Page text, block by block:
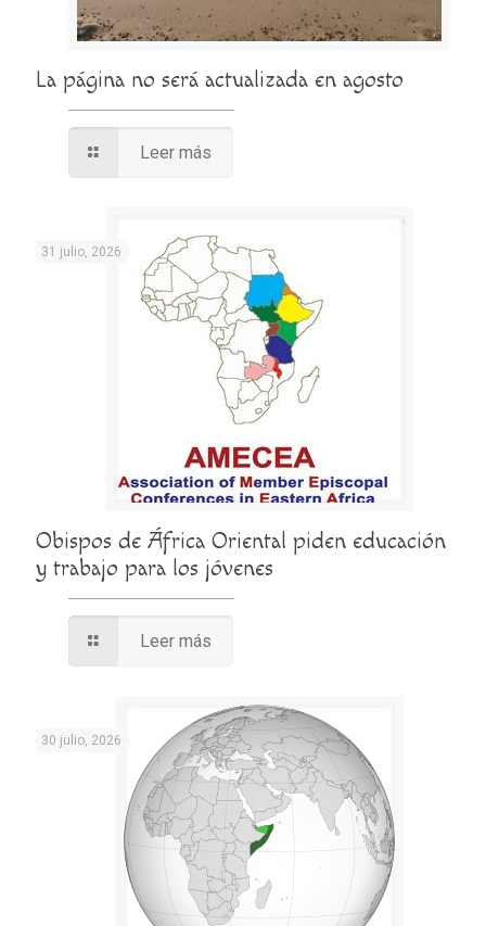
La página no será actualizada en agosto
Leer más
31 julio, 2026
Obispos de África Oriental piden educación
y trabajo para los jóvenes
Leer más
30 julio, 2026